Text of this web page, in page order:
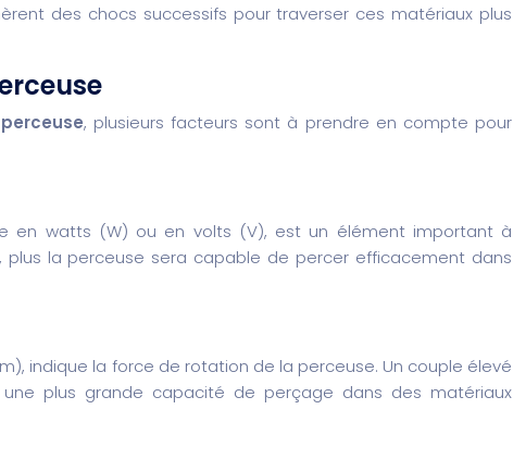
des chocs successifs pour traverser ces matériaux plus
, plusieurs facteurs sont à prendre en compte pour
en watts (W) ou en volts (V), est un élément important à
plus la perceuse sera capable de percer efficacement dans
indique la force de rotation de la perceuse. Un couple élevé
plus grande capacité de perçage dans des matériaux